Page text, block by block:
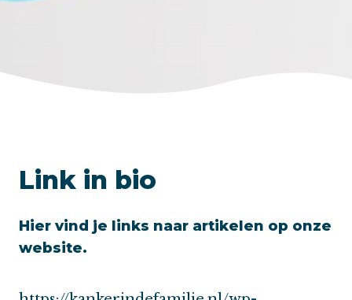
Link in bio
Hier vind je links naar artikelen op onze
website.